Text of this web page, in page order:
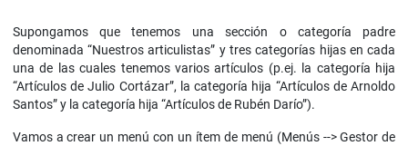
Supongamos que tenemos una sección o categoría padre
denominada “Nuestros articulistas” y tres categorías hijas en cada
una de las cuales tenemos varios artículos (p.ej. la categoría hija
“Artículos de Julio Cortázar”, la categoría hija “Artículos de Arnoldo
Santos” y la categoría hija “Artículos de Rubén Darío”).
Vamos a crear un menú con un ítem de menú (Menús --> Gestor de